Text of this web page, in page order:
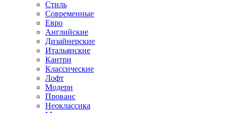
Стиль
Современные
Евро
Английские
Дизайнерские
Итальянские
Кантри
Классические
Лофт
Модерн
Прованс
Неоклассика